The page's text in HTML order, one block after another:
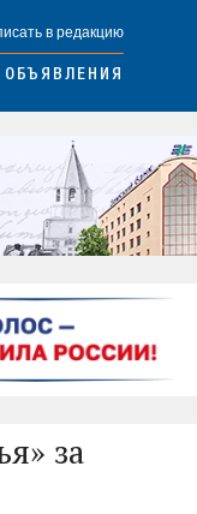
в редакцию
ОБЪЯВЛЕНИЯ
за